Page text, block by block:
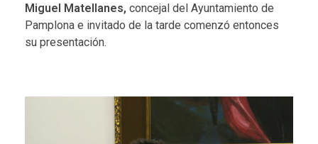
Miguel Matellanes, concejal del Ayuntamiento de
Pamplona e invitado de la tarde comenzó entonces
su presentación.